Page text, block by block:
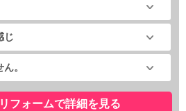
じ
。
フォームで詳細を見る